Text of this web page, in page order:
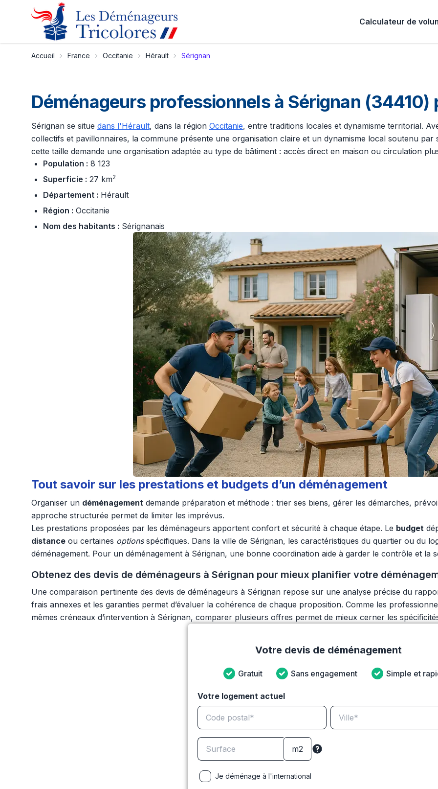
Calculateur de
Accueil France Occitanie Hérault Sérignan
Déménageurs professionnels à Sérignan
Sérignan se situe dans l'Hérault, dans la région Occitanie, entre traditions locales et dynamisme territorial.
collectifs et pavillonnaires, la commune présente une organisation claire et un dynamisme local soutenu par
cette taille demande une organisation adaptée au type de bâtiment : accès direct en maison ou circulation
Population : 8 123
Superficie : 27 km2
Département : Hérault
Région : Occitanie
Nom des habitants : Sérignanais
Tout savoir sur les prestations et budgets d’un déménagement
Organiser un déménagement demande préparation et méthode : trier ses biens, gérer les démarches,
approche structurée permet de limiter les imprévus.
Les prestations proposées par les déménageurs apportent confort et sécurité à chaque étape. Le budget
distance ou certaines optionsspécifiques. Dans la ville de Sérignan, les caractéristiques du quartier ou du
déménagement. Pour un déménagement à Sérignan, une bonne coordination aide à garder le contrôle et la
Obtenez des devis de déménageurs à Sérignan pour mieux planifier votre
Une comparaison pertinente des devis de déménageurs à Sérignan repose sur une analyse précise du
frais annexes et les garanties permet d’évaluer la cohérence de chaque proposition. Comme les
mêmes créneaux d’intervention à Sérignan, comparer plusieurs offres permet de mieux cerner les
Votre devis de déménagement
Gratuit Sans engagement Simple et
Votre logement actuel
Je déménage à l'international